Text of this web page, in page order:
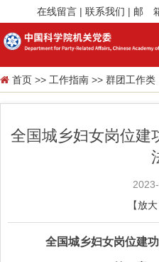
在线留言 | 联系我们 | 邮
首页 >> 工作指南 >> 群团工作类
全国城乡妇女岗位建
【放大
全国城乡妇女岗位建